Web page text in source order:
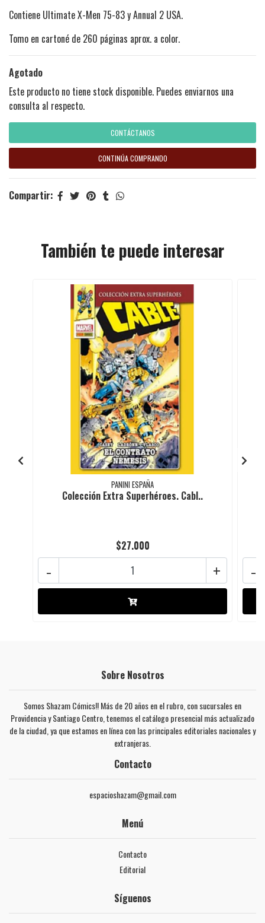
Contiene Ultimate X-Men 75-83 y Annual 2 USA.
Tomo en cartoné de 260 páginas aprox. a color.
Agotado
Este producto no tiene stock disponible. Puedes enviarnos una
consulta al respecto.
CONTÁCTANOS
CONTINÚA COMPRANDO
Compartir:
También te puede interesar
PANINI ESPAÑA
Colección Extra Superhéroes. Cabl..
$27.000
+
- -
Sobre Nosotros
Somos Shazam Cómics!! Más de 20 años en el rubro, con sucursales en
Providencia y Santiago Centro, tenemos el catálogo presencial más actualizado
de la ciudad, ya que estamos en línea con las principales editoriales nacionales y
extranjeras.
Contacto
espacioshazam@gmail.com
Menú
Contacto
Editorial
Síguenos